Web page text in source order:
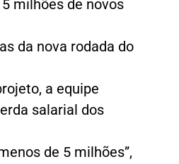
milhões de novos
da nova rodada do
a equipe
salarial dos
de 5 milhões”,